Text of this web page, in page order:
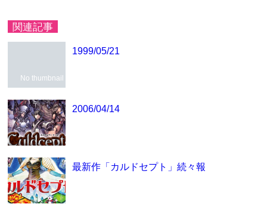
関連記事
No thumbnail
1999/05/21
2006/04/14
最新作「カルドセプト」続々報